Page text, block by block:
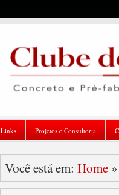
Links Projetos e Consultoria
Você está em: Home